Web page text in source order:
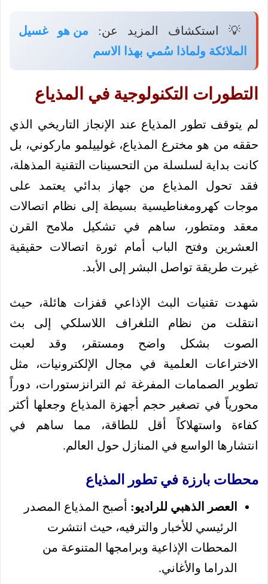
💡 استكشاف المزيد عن: من هو غسيل
الملائكة ولماذا سُمي بهذا الاسم
التطورات التكنولوجية في المذياع
لم يتوقف تطور المذياع عند الإنجاز التاريخي الذي
حققه من هو مخترع المذياع، غولييلمو ماركوني، بل
كانت بداية لسلسلة من التحسينات التقنية المذهلة،
فقد تحول المذياع من جهاز بدائي يعتمد على
موجات كهرومغناطيسية بسيطة إلى نظام اتصالات
معقد ومتطور، ساهم في تشكيل ملامح القرن
العشرين وفتح الباب أمام ثورة اتصالات حقيقية
غيرت طريقة تواصل البشر إلى الأبد.
شهدت تقنيات البث الإذاعي قفزات هائلة، حيث
انتقلت من نظام التلغراف اللاسلكي إلى بث
الصوت بشكل واضح ومستقر، وقد لعبت
الاختراعات العلمية في مجال الإلكترونيات، مثل
تطوير الصمامات المفرغة ثم الترانزستورات، دوراً
محورياً في تصغير حجم أجهزة المذياع وجعلها أكثر
كفاءة واستهلاكاً أقل للطاقة، مما ساهم في
انتشارها الواسع في المنازل حول العالم.
محطات بارزة في تطور المذياع
العصر الذهبي للراديو: أصبح المذياع المصدر
الرئيسي للأخبار والترفيه، حيث انتشرت
المحطات الإذاعية وبرامجها المتنوعة من
الدراما والأغاني.